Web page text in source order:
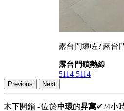
露台門壞咗? 露台
露台門鎖熱線
5114 5114
Previous Next
木下開鎖 - 位於中環的昇寓✔24小